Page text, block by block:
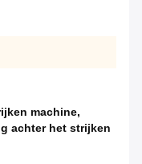
machine,
achter het strijken